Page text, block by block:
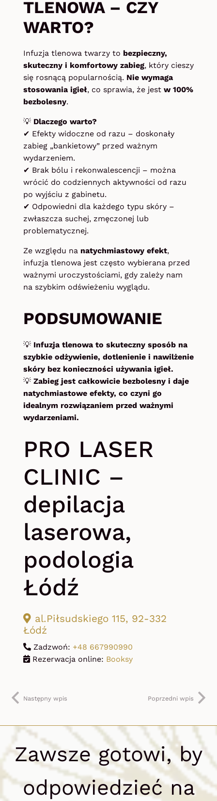
TLENOWA – CZY
WARTO?
Infuzja tlenowa twarzy to bezpieczny,
skuteczny i komfortowy zabieg, który cieszy
się rosnącą popularnością. Nie wymaga
stosowania igieł, co sprawia, że jest w 100%
bezbolesny.
💡 Dlaczego warto?
✔ Efekty widoczne od razu – doskonały
zabieg „bankietowy” przed ważnym
wydarzeniem.
✔ Brak bólu i rekonwalescencji – można
wrócić do codziennych aktywności od razu
po wyjściu z gabinetu.
✔ Odpowiedni dla każdego typu skóry –
zwłaszcza suchej, zmęczonej lub
problematycznej.
Ze względu na natychmiastowy efekt,
infuzja tlenowa jest często wybierana przed
ważnymi uroczystościami, gdy zależy nam
na szybkim odświeżeniu wyglądu.
PODSUMOWANIE
💡 Infuzja tlenowa to skuteczny sposób na
szybkie odżywienie, dotlenienie i nawilżenie
skóry bez konieczności używania igieł.
💡 Zabieg jest całkowicie bezbolesny i daje
natychmiastowe efekty, co czyni go
idealnym rozwiązaniem przed ważnymi
wydarzeniami.
PRO LASER
CLINIC –
depilacja
laserowa,
podologia
Łódź
al.Piłsudskiego 115, 92-332
Łódź
Zadzwoń: +48 667990990
Rezerwacja online: Booksy
Następny wpis Poprzedni wpis
Zawsze gotowi, by
odpowiedzieć na